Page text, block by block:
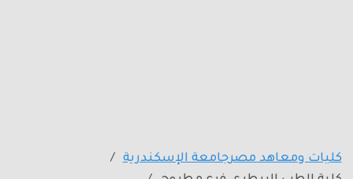
كليات ومعاهد مصرجامعة الإسكندرية